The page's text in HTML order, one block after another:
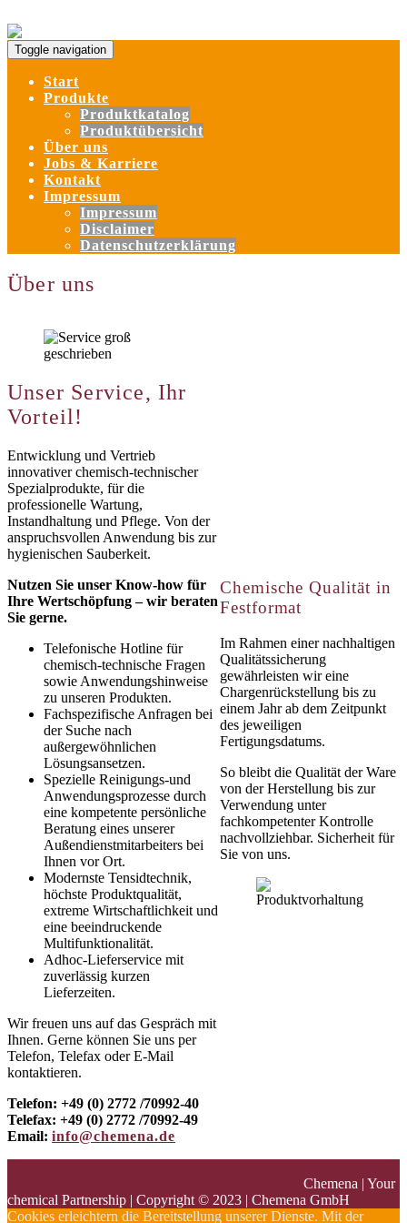
Toggle navigation
Start
Produkte
Produktkatalog
Produktübersicht
Über uns
Jobs & Karriere
Kontakt
Impressum
Impressum
Disclaimer
Datenschutzerklärung
Über uns
Unser Service, Ihr
Vorteil!
Entwicklung und Vertrieb
innovativer chemisch-technischer
Spezialprodukte, für die
professionelle Wartung,
Instandhaltung und Pflege. Von der
anspruchsvollen Anwendung bis zur
hygienischen Sauberkeit.
Nutzen Sie unser Know-how für
Ihre Wertschöpfung – wir beraten
Sie gerne.
Telefonische Hotline für
chemisch-technische Fragen
sowie Anwendungshinweise
zu unseren Produkten.
Fachspezifische Anfragen bei
der Suche nach
außergewöhnlichen
Lösungsansetzen.
Spezielle Reinigungs-und
Anwendungsprozesse durch
eine kompetente persönliche
Beratung eines unserer
Außendienstmitarbeiters bei
Ihnen vor Ort.
Modernste Tensidtechnik,
höchste Produktqualität,
extreme Wirtschaftlichkeit und
eine beeindruckende
Multifunktionalität.
Adhoc-Lieferservice mit
zuverlässig kurzen
Lieferzeiten.
Wir freuen uns auf das Gespräch mit
Ihnen. Gerne können Sie uns per
Telefon, Telefax oder E-Mail
kontaktieren.
Telefon: +49 (0) 2772 /70992-40
Telefax: +49 (0) 2772 /70992-49
Email: info@chemena.de
Chemische Qualität in
Festformat
Im Rahmen einer nachhaltigen
Qualitätssicherung
gewährleisten wir eine
Chargenrückstellung bis zu
einem Jahr ab dem Zeitpunkt
des jeweiligen
Fertigungsdatums.
So bleibt die Qualität der Ware
von der Herstellung bis zur
Verwendung unter
fachkompetenter Kontrolle
nachvollziehbar. Sicherheit für
Sie von uns.
Cookies erleichtern die Bereitstellung unserer Dienste. Mit der